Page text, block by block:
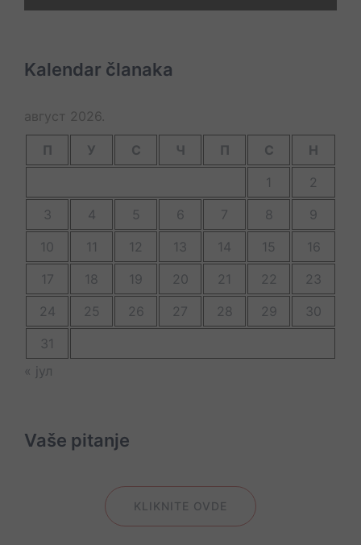
Kalendar članaka
август 2026.
П У С Ч П С
Н
1
2
3
4 5 6 7 8
9
10
11 12 13 14 15
16
17
18 19 20 21 22
23
24
25 26 27 28 29
30
31
« јул
Vaše pitanje
KLIKNITE OVDE